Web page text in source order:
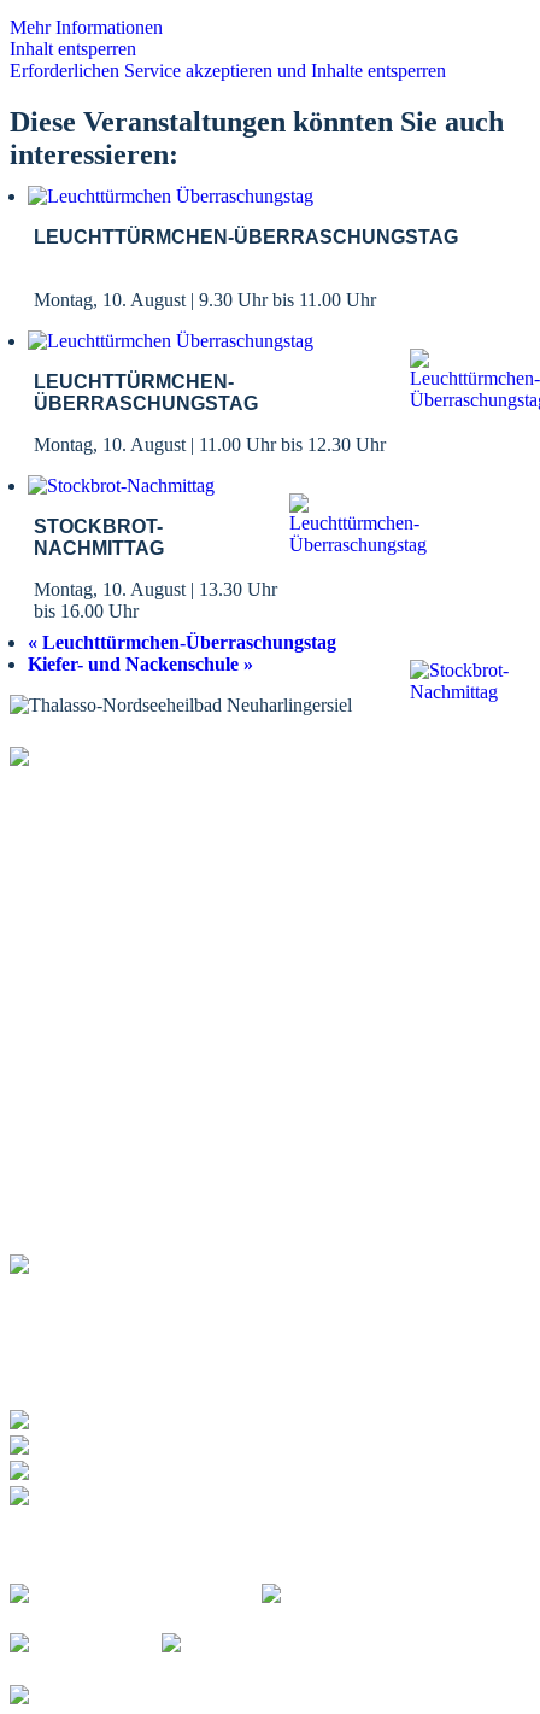
Mehr Informationen
Inhalt entsperren
Erforderlichen Service akzeptieren und Inhalte entsperren
Diese Veranstaltungen könnten Sie auch
interessieren:
LEUCHTTÜRMCHEN-ÜBERRASCHUNGSTAG
Montag, 10. August | 9.30 Uhrbis 11.00 Uhr
LEUCHTTÜRMCHEN-
ÜBERRASCHUNGSTAG
Montag, 10. August | 11.00 Uhrbis 12.30 Uhr
STOCKBROT-
NACHMITTAG
Montag, 10. August | 13.30 Uhr
bis 16.00 Uhr
« Leuchttürmchen-Überraschungstag
Kiefer- und Nackenschule »